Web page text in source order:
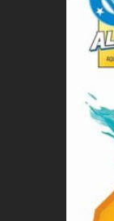
images